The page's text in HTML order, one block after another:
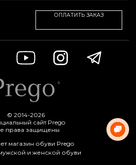
ОПЛАТИТЬ ЗАКАЗ
© 2014-2026
сайт Prego
права защищены
магазин обуви Prego
и женской обуви